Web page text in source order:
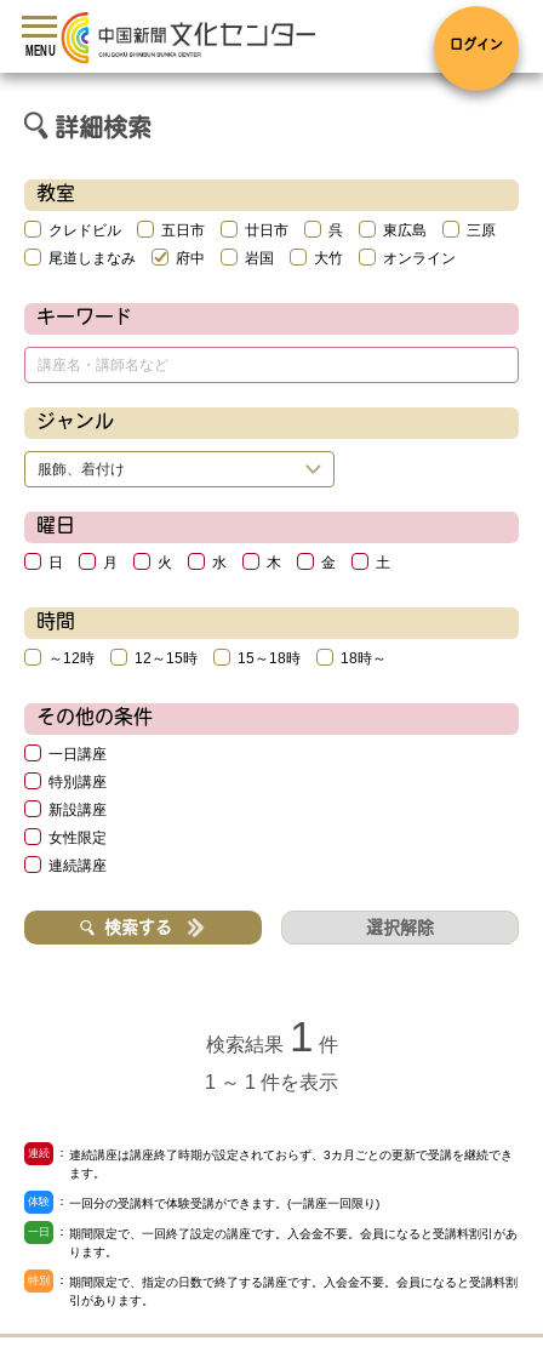
toggle
navigation
MENU ログイン
詳細検索
教室
クレドビル 五日市 廿日市 呉 東広島
三原
尾道しまなみ
府中 岩国 大竹 オンライン
キーワード
ジャンル
曜日
日 月 火 水 木 金 土
時間
～12時 12～15時 15～18時 18時～
その他の条件
一日講座
特別講座
新設講座
女性限定
連続講座
検索する 選択解除
検索結果 1 件
1 ～ 1 件を表示
連続 ： 連続講座は講座終了時期が設定されておらず、3カ月ごとの更新で受講を継続でき
ます。
体験 ： 一回分の受講料で体験受講ができます。(一講座一回限り)
一日 ： 期間限定で、一回終了設定の講座です。入会金不要。会員になると受講料割引があ
ります。
特別 ： 期間限定で、指定の日数で終了する講座です。入会金不要。会員になると受講料割
引があります。